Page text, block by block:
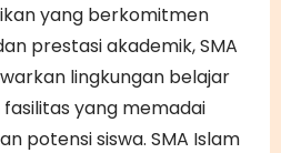
yang berkomitmen
prestasi akademik, SMA
lingkungan belajar
yang memadai
potensi siswa. SMA Islam